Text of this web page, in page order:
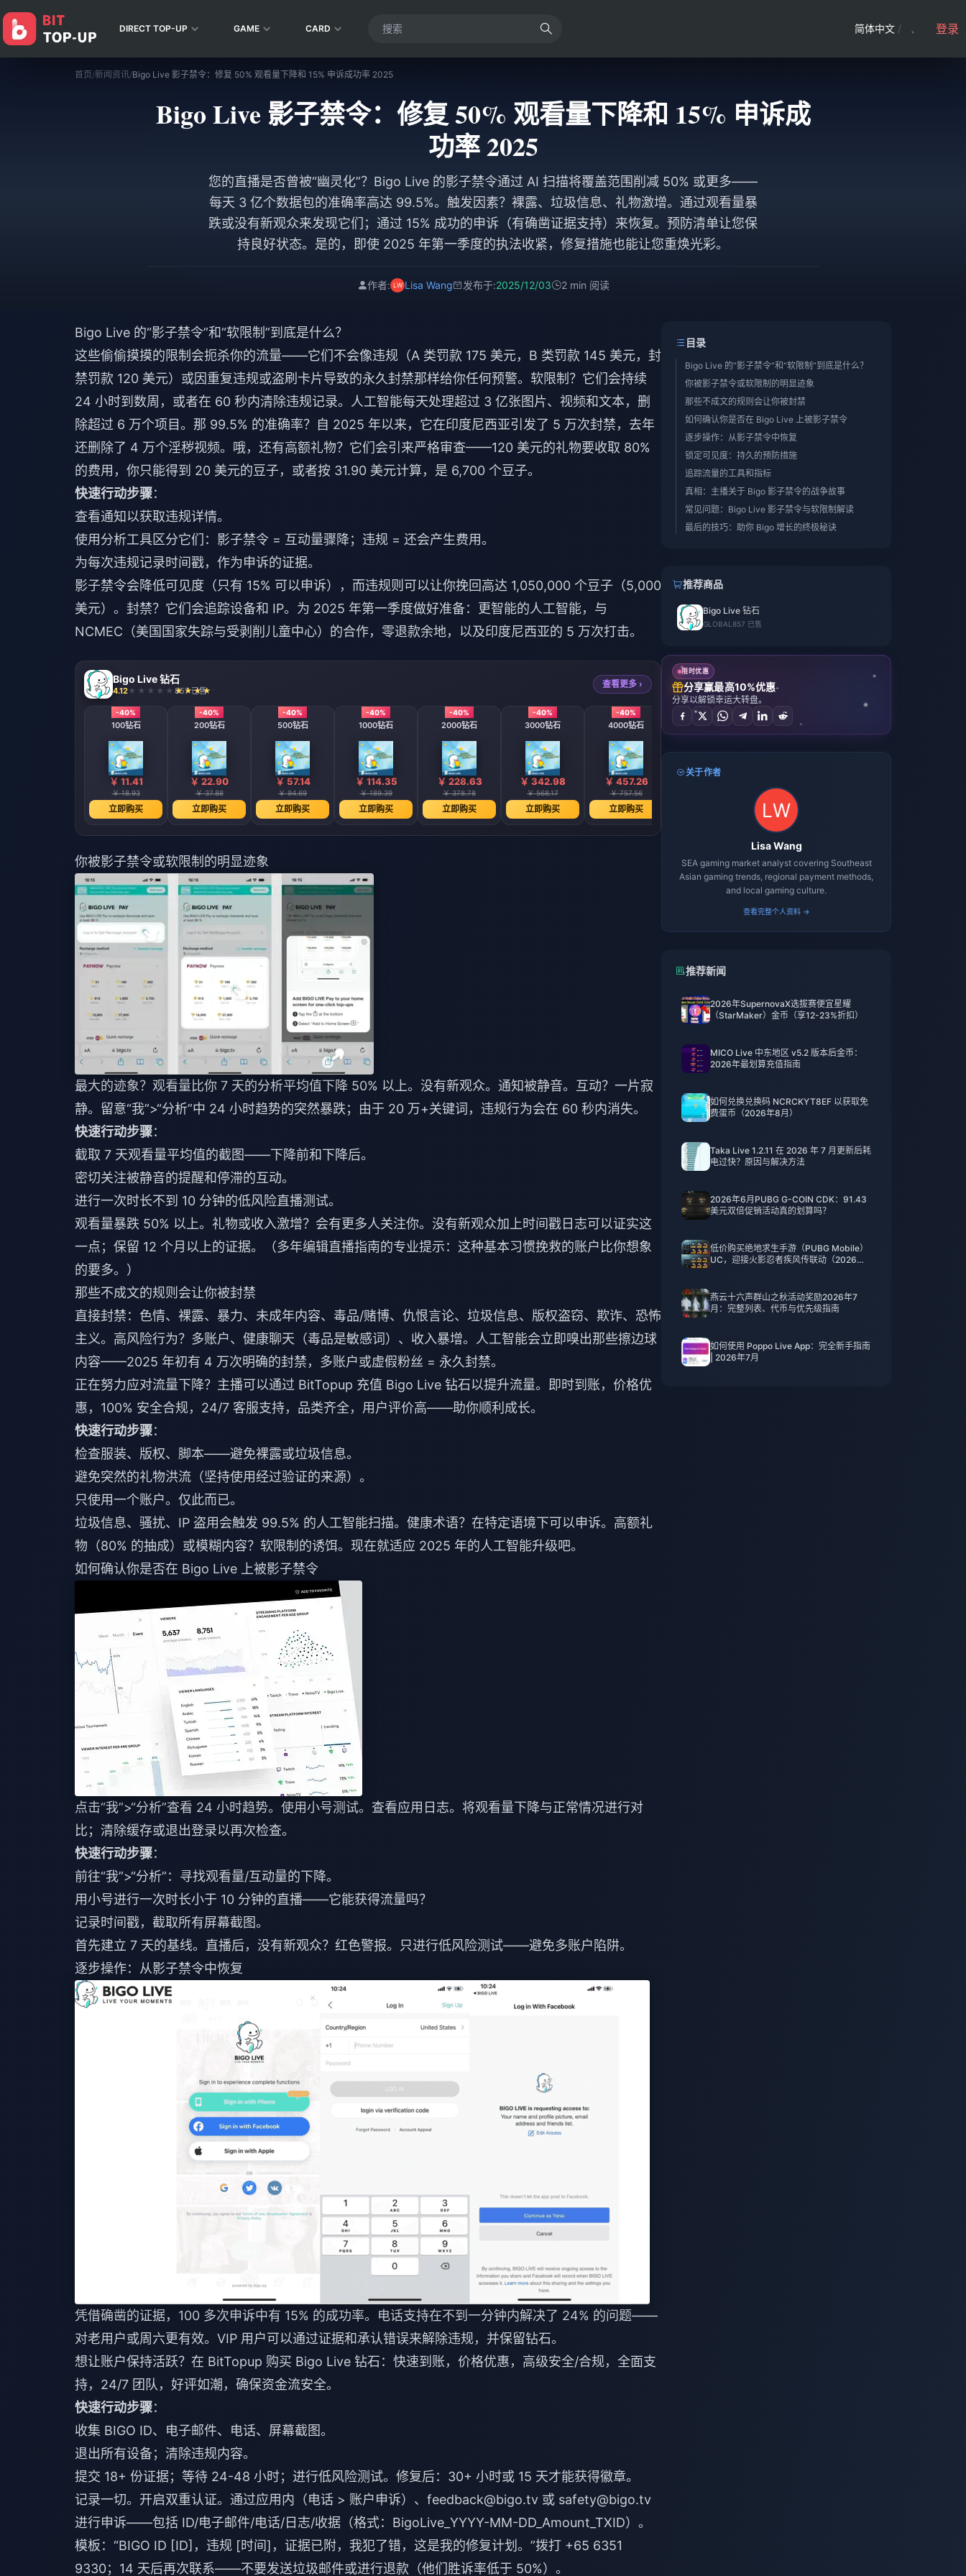
DIRECT TOP-UP GAME CARD 简体中文 / 登录
首页/新闻资讯/Bigo Live 影子禁令：修复 50% 观看量下降和 15% 申诉成功率 2025
Bigo Live 影子禁令：修复 50% 观看量下降和 15% 申诉成
功率 2025
您的直播是否曾被“幽灵化”？Bigo Live 的影子禁令通过 AI 扫描将覆盖范围削减 50% 或更多——
每天 3 亿个数据包的准确率高达 99.5%。触发因素？裸露、垃圾信息、礼物激增。通过观看量暴
跌或没有新观众来发现它们；通过 15% 成功的申诉（有确凿证据支持）来恢复。预防清单让您保
持良好状态。是的，即使 2025 年第一季度的执法收紧，修复措施也能让您重焕光彩。
作者: Lisa Wang 发布于:2025/12/03 2 min 阅读
Bigo Live 的“影子禁令”和“软限制”到底是什么？
这些偷偷摸摸的限制会扼杀你的流量——它们不会像违规（A 类罚款 175 美元，B 类罚款 145 美元，封
禁罚款 120 美元）或因重复违规或盗刷卡片导致的永久封禁那样给你任何预警。软限制？它们会持续
24 小时到数周，或者在 60 秒内清除违规记录。人工智能每天处理超过 3 亿张图片、视频和文本，删
除超过 6 万个项目。那 99.5% 的准确率？自 2025 年以来，它在印度尼西亚引发了 5 万次封禁，去年
还删除了 4 万个淫秽视频。哦，还有高额礼物？它们会引来严格审查——120 美元的礼物要收取 80%
的费用，你只能得到 20 美元的豆子，或者按 31.90 美元计算，是 6,700 个豆子。
快速行动步骤：
查看通知以获取违规详情。
使用分析工具区分它们：影子禁令 = 互动量骤降；违规 = 还会产生费用。
为每次违规记录时间戳，作为申诉的证据。
影子禁令会降低可见度（只有 15% 可以申诉），而违规则可以让你挽回高达 1,050,000 个豆子（5,000
美元）。封禁？它们会追踪设备和 IP。为 2025 年第一季度做好准备：更智能的人工智能，与
NCMEC（美国国家失踪与受剥削儿童中心）的合作，零退款余地，以及印度尼西亚的 5 万次打击。
Bigo Live 钻石
4.12 857 已售
查看更多 ›
-40%
100钻石
￥ 11.41
￥ 18.93
立即购买
-40%
200钻石
￥ 22.90
￥ 37.88
立即购买
-40%
500钻石
￥ 57.14
￥ 94.69
立即购买
-40%
1000钻石
￥ 114.35
￥ 189.39
立即购买
-40%
2000钻石
￥ 228.63
￥ 378.78
立即购买
-40%
3000钻石
￥ 342.98
￥ 568.17
立即购买
-40%
4000钻石
￥ 457.26
￥ 757.56
立即购买
-40%
5000钻石
-40%
10000钻石
￥ 1893.89
立即购买
你被影子禁令或软限制的明显迹象
最大的迹象？观看量比你 7 天的分析平均值下降 50% 以上。没有新观众。通知被静音。互动？一片寂
静。留意“我”>“分析”中 24 小时趋势的突然暴跌；由于 20 万+关键词，违规行为会在 60 秒内消失。
快速行动步骤：
截取 7 天观看量平均值的截图——下降前和下降后。
密切关注被静音的提醒和停滞的互动。
进行一次时长不到 10 分钟的低风险直播测试。
观看量暴跌 50% 以上。礼物或收入激增？会有更多人关注你。没有新观众加上时间戳日志可以证实这
一点；保留 12 个月以上的证据。（多年编辑直播指南的专业提示：这种基本习惯挽救的账户比你想象
的要多。）
那些不成文的规则会让你被封禁
直接封禁：色情、裸露、暴力、未成年内容、毒品/赌博、仇恨言论、垃圾信息、版权盗窃、欺诈、恐怖
主义。高风险行为？多账户、健康聊天（毒品是敏感词）、收入暴增。人工智能会立即嗅出那些擦边球
内容——2025 年初有 4 万次明确的封禁，多账户或虚假粉丝 = 永久封禁。
正在努力应对流量下降？主播可以通过 BitTopup 充值 Bigo Live 钻石以提升流量。即时到账，价格优
惠，100% 安全合规，24/7 客服支持，品类齐全，用户评价高——助你顺利成长。
快速行动步骤：
检查服装、版权、脚本——避免裸露或垃圾信息。
避免突然的礼物洪流（坚持使用经过验证的来源）。
只使用一个账户。仅此而已。
垃圾信息、骚扰、IP 盗用会触发 99.5% 的人工智能扫描。健康术语？在特定语境下可以申诉。高额礼
物（80% 的抽成）或模糊内容？软限制的诱饵。现在就适应 2025 年的人工智能升级吧。
如何确认你是否在 Bigo Live 上被影子禁令
点击“我”>“分析”查看 24 小时趋势。使用小号测试。查看应用日志。将观看量下降与正常情况进行对
比；清除缓存或退出登录以再次检查。
快速行动步骤：
前往“我”>“分析”：寻找观看量/互动量的下降。
用小号进行一次时长小于 10 分钟的直播——它能获得流量吗？
记录时间戳，截取所有屏幕截图。
首先建立 7 天的基线。直播后，没有新观众？红色警报。只进行低风险测试——避免多账户陷阱。
逐步操作：从影子禁令中恢复
凭借确凿的证据，100 多次申诉中有 15% 的成功率。电话支持在不到一分钟内解决了 24% 的问题——
对老用户或周六更有效。VIP 用户可以通过证据和承认错误来解除违规，并保留钻石。
想让账户保持活跃？在 BitTopup 购买 Bigo Live 钻石：快速到账，价格优惠，高级安全/合规，全面支
持，24/7 团队，好评如潮，确保资金流安全。
快速行动步骤：
收集 BIGO ID、电子邮件、电话、屏幕截图。
退出所有设备；清除违规内容。
提交 18+ 份证据；等待 24-48 小时；进行低风险测试。修复后：30+ 小时或 15 天才能获得徽章。
记录一切。开启双重认证。通过应用内（电话 > 账户申诉）、 feedback@bigo.tv 或 safety@bigo.tv
进行申诉——包括 ID/电子邮件/电话/日志/收据（格式：BigoLive_YYYY-MM-DD_Amount_TXID）。
模板：“BIGO ID [ID]，违规 [时间]，证据已附，我犯了错，这是我的修复计划。”拨打 +65 6351
9330；14 天后再次联系——不要发送垃圾邮件或进行退款（他们胜诉率低于 50%）。
目录
Bigo Live 的“影子禁令”和“软限制”到底是什么？
你被影子禁令或软限制的明显迹象
那些不成文的规则会让你被封禁
如何确认你是否在 Bigo Live 上被影子禁令
逐步操作：从影子禁令中恢复
锁定可见度：持久的预防措施
追踪流量的工具和指标
真相：主播关于 Bigo 影子禁令的战争故事
常见问题：Bigo Live 影子禁令与软限制解读
最后的技巧：助你 Bigo 增长的终极秘诀
推荐商品
Bigo Live 钻石
GLOBAL 857 已售
限时优惠
分享赢最高10%优惠
分享以解锁幸运大转盘。
关于作者
Lisa Wang
SEA gaming market analyst covering Southeast
Asian gaming trends, regional payment methods,
and local gaming culture.
查看完整个人资料 →
推荐新闻
2026年SupernovaX选拔赛便宜星耀
（StarMaker）金币（享12-23%折扣）
MICO Live 中东地区 v5.2 版本后金币：
2026年最划算充值指南
如何兑换兑换码 NCRCKYT8EF 以获取免
费蛋币（2026年8月）
Taka Live 1.2.11 在 2026 年 7 月更新后耗
电过快？原因与解决方法
2026年6月PUBG G-COIN CDK：91.43
美元双倍促销活动真的划算吗？
低价购买绝地求生手游（PUBG Mobile）
UC，迎接火影忍者疾风传联动（2026年7
燕云十六声群山之秋活动奖励2026年7
月：完整列表、代币与优先级指南
如何使用 Poppo Live App：完全新手指南
| 2026年7月